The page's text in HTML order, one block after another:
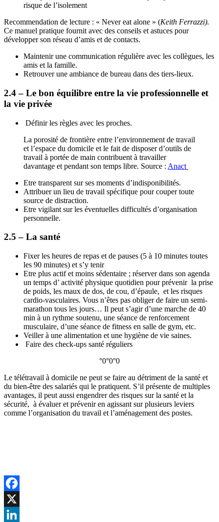
risque de l’isolement
Recommendation de lecture : « Never eat alone » (Keith Ferrazzi).
Ce manuel pratique fournit avec des conseils et astuces pour
développer son réseau d’amis et de contacts.
Maintenir une communication régulière avec les collègues, les
amis et la famille.
Retrouver une ambiance de bureau dans des tiers-lieux.
2.4 – Le bon équilibre entre la vie professionnelle et
la vie privée
Définir les règles avec les proches.
La porosité de frontière entre l’environnement de travail
et l’espace du domicile et le fait de disposer d’outils de
travail à portée de main contribuent à travailler
davantage et pendant son temps libre. Source : Anact
Etre transparent sur ses moments d’indisponibilités.
Attribuer un lieu de travail spécifique pour couper toute
source de distraction.
Etre vigilant sur les éventuelles difficultés d’organisation
personnelle.
2.5 – La santé
Fixer les heures de repas et de pauses (5 à 10 minutes toutes
les 90 minutes) et s’y tenir
Etre plus actif et moins sédentaire ; réserver dans son agenda
un temps d’ activité physique quotidien pour prévenir la prise
de poids, les maux de dos, de cou, d’épaule, et les risques
cardio-vasculaires. Vous n’êtes pas obliger de faire un semi-
marathon tous les jours… Il peut s’agir d’une marche de 40
min à un rythme soutenu, une séance de renforcement
musculaire, d’une séance de fitness en salle de gym, etc.
Veiller à une alimentation et une hygiène de vie saines.
Faire des check-ups santé réguliers
°0°0°0
Le télétravail à domicile ne peut se faire au détriment de la santé et
du bien-être des salariés qui le pratiquent. S’il présente de multiples
avantages, il peut aussi engendrer des risques sur la santé et la
sécurité, à évaluer et prévenir en agissant sur plusieurs leviers
comme l’organisation du travail et l’aménagement des postes.
Facebook
X